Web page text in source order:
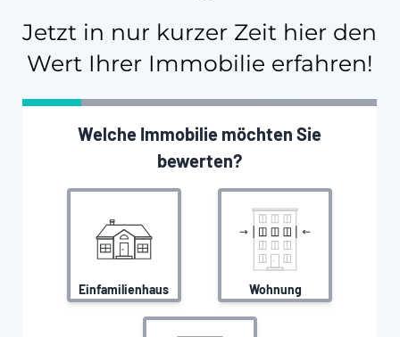
Jetzt in nur kurzer Zeit hier den
Wert Ihrer Immobilie erfahren!